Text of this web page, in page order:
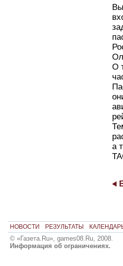
О
а
НОВОСТИ РЕЗУЛЬТАТЫ
© «Газета.Ru», games08.Ru, 2008.
Информация об ограничениях.